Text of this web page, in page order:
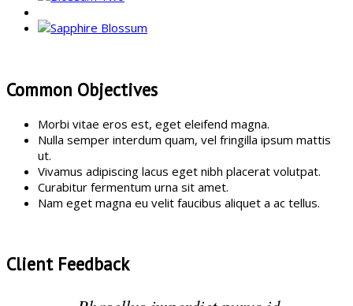
Common Objectives
Morbi vitae eros est, eget eleifend magna.
Nulla semper interdum quam, vel fringilla ipsum mattis
ut.
Vivamus adipiscing lacus eget nibh placerat volutpat.
Curabitur fermentum urna sit amet.
Nam eget magna eu velit faucibus aliquet a ac tellus.
Client Feedback